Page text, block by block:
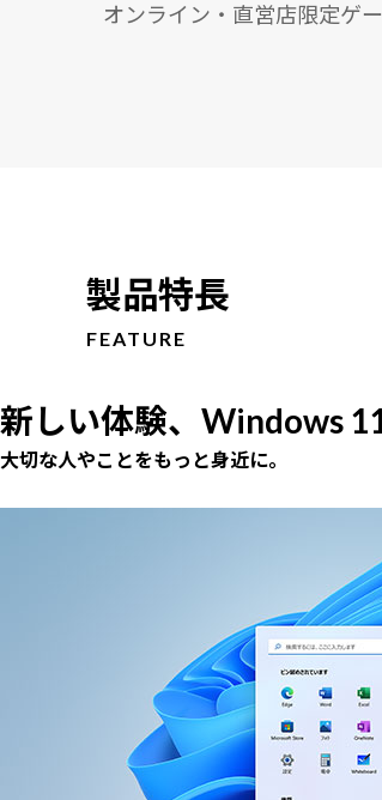
オンライン・直営店限定ゲ
製品特長
FEATURE
新しい体験、Windows
大切な人やことをもっと身近に。